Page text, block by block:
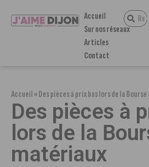
Accueil
Sur nos réseaux
Articles
Contact
Accueil»Des pièces à prix bas lors de la
Des pièces à
lors de la
matériaux